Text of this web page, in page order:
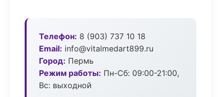
Телефон: 8 (903) 737 10 18
Email: info@vitalmedart899.ru
Город: Пермь
Режим работы: Пн-Сб: 09:00-21:00,
Вс: выходной